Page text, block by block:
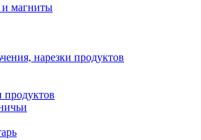
и магниты
нарезки продуктов
продуктов